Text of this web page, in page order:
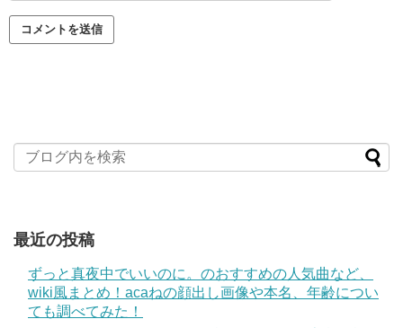
最近の投稿
ずっと真夜中でいいのに。のおすすめの人気曲など、
wiki風まとめ！acaねの顔出し画像や本名、年齢につい
ても調べてみた！